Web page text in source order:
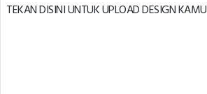
TEKAN DISINI UNTUK UPLOAD DESIGN KAMU